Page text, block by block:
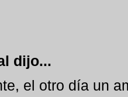
dijo...
el otro día un